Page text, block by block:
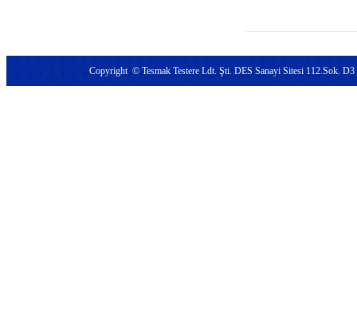
Copyright © Tesmak Testere Ldt. Şti. DES Sanayi Sitesi 112.Sok.